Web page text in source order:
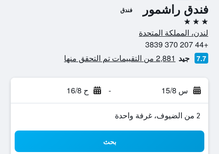
فندق راشمور فندق
3 نجوم
لندن، المملكة المتحدة
+44 207 370 3839
7.7 جيد 2,881 من التقييمات تم التحقق منها
س 15/8 - ح 16/8
2 من الضيوف، غرفة واحدة
بحث